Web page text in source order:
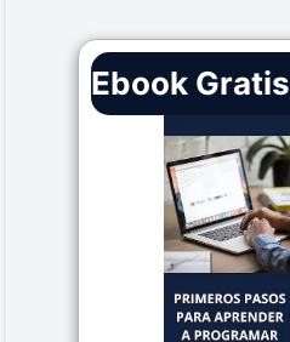
Ebook Gratis